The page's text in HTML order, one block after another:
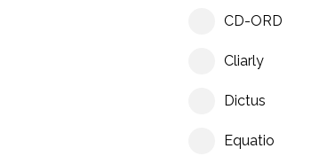
CD-ORD
Cliarly
Dictus
Equatio